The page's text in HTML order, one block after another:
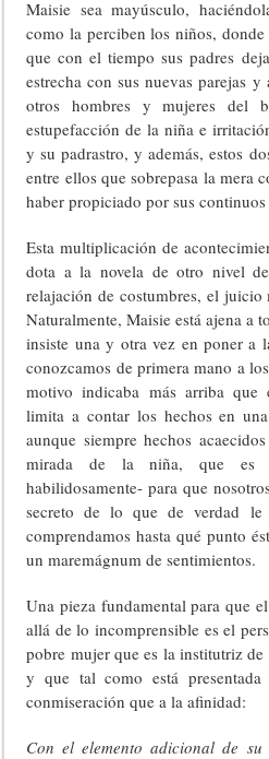
Maisie sea mayúsculo,
como la perciben los niños, donde
que con el tiempo sus padres
estrecha con sus nuevas parejas
otros hombres y mujeres del
estupefacción de la niña e
y su padrastro, y además, estos
entre ellos que sobrepasa la mera
haber propiciado por sus continuos
Esta multiplicación de
dota a la novela de otro nivel
relajación de costumbres, el
Naturalmente, Maisie está ajena a
insiste una y otra vez en poner a
conozcamos de primera mano a
motivo indicaba más arriba que
limita a contar los hechos en
aunque siempre hechos
mirada de la niña, que es
habilidosamente- para que
secreto de lo que de verdad le
comprendamos hasta qué punto
un maremágnum de sentimientos.
Una pieza fundamental para que
allá de lo incomprensible es el
pobre mujer que es la institutriz de
y que tal como está
conmiseración que a la afinidad:
Con el elemento adicional de